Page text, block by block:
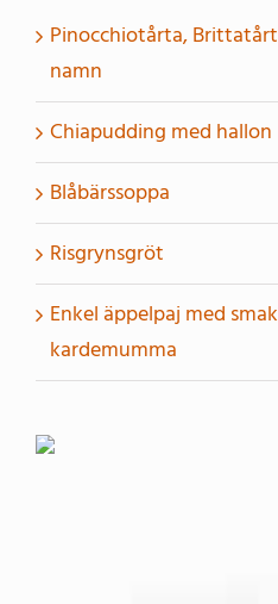
Pinocchiotårta,
namn
Chiapudding med hallon
Blåbärssoppa
Risgrynsgröt
Enkel äppelpaj med
kardemumma